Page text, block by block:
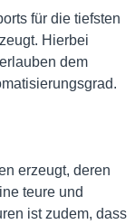
für die tiefsten
Hierbei
dem
erzeugt, deren
teure und
ist zudem, dass